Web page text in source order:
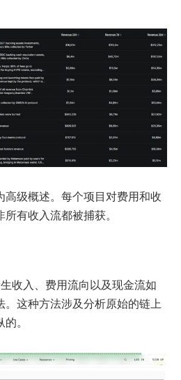
级概述。每个项目对费用和收
有收入流都被捕获。
收入、费用流向以及现金流如
。这种方法涉及分析原始的链上
。